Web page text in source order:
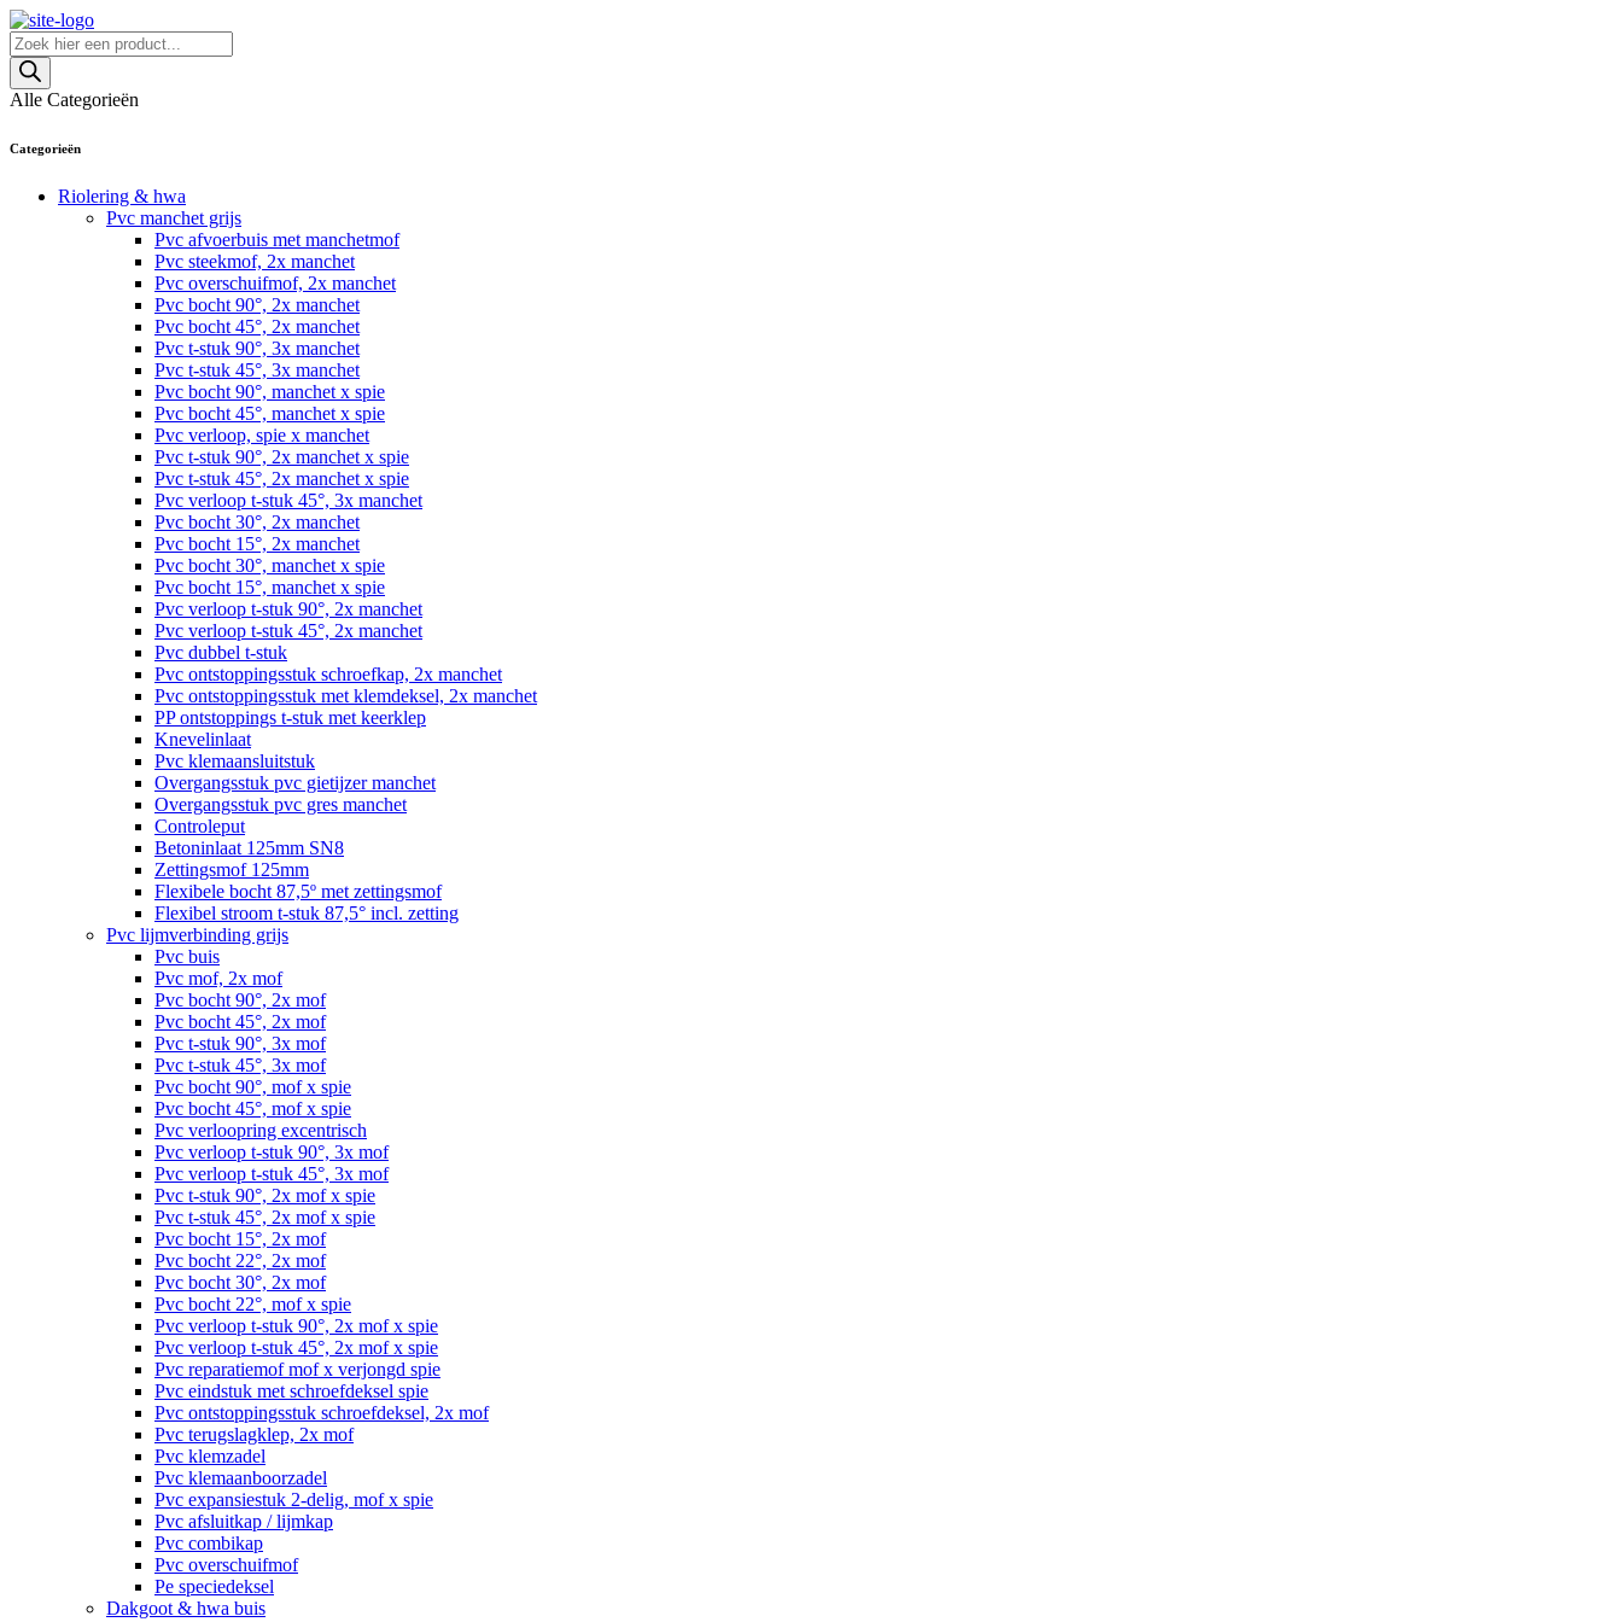
Skip
to
content
Producten
zoeken
Alle Categorieën
Categorieën
Riolering & hwa
Pvc manchet grijs
Pvc afvoerbuis met manchetmof
Pvc steekmof, 2x manchet
Pvc overschuifmof, 2x manchet
Pvc bocht 90°, 2x manchet
Pvc bocht 45°, 2x manchet
Pvc t-stuk 90°, 3x manchet
Pvc t-stuk 45°, 3x manchet
Pvc bocht 90°, manchet x spie
Pvc bocht 45°, manchet x spie
Pvc verloop, spie x manchet
Pvc t-stuk 90°, 2x manchet x spie
Pvc t-stuk 45°, 2x manchet x spie
Pvc verloop t-stuk 45°, 3x manchet
Pvc bocht 30°, 2x manchet
Pvc bocht 15°, 2x manchet
Pvc bocht 30°, manchet x spie
Pvc bocht 15°, manchet x spie
Pvc verloop t-stuk 90°, 2x manchet
Pvc verloop t-stuk 45°, 2x manchet
Pvc dubbel t-stuk
Pvc ontstoppingsstuk schroefkap, 2x manchet
Pvc ontstoppingsstuk met klemdeksel, 2x manchet
PP ontstoppings t-stuk met keerklep
Knevelinlaat
Pvc klemaansluitstuk
Overgangsstuk pvc gietijzer manchet
Overgangsstuk pvc gres manchet
Controleput
Betoninlaat 125mm SN8
Zettingsmof 125mm
Flexibele bocht 87,5º met zettingsmof
Flexibel stroom t-stuk 87,5° incl. zetting
Pvc lijmverbinding grijs
Pvc buis
Pvc mof, 2x mof
Pvc bocht 90°, 2x mof
Pvc bocht 45°, 2x mof
Pvc t-stuk 90°, 3x mof
Pvc t-stuk 45°, 3x mof
Pvc bocht 90°, mof x spie
Pvc bocht 45°, mof x spie
Pvc verloopring excentrisch
Pvc verloop t-stuk 90°, 3x mof
Pvc verloop t-stuk 45°, 3x mof
Pvc t-stuk 90°, 2x mof x spie
Pvc t-stuk 45°, 2x mof x spie
Pvc bocht 15°, 2x mof
Pvc bocht 22°, 2x mof
Pvc bocht 30°, 2x mof
Pvc bocht 22°, mof x spie
Pvc verloop t-stuk 90°, 2x mof x spie
Pvc verloop t-stuk 45°, 2x mof x spie
Pvc reparatiemof mof x verjongd spie
Pvc eindstuk met schroefdeksel spie
Pvc ontstoppingsstuk schroefdeksel, 2x mof
Pvc terugslagklep, 2x mof
Pvc klemzadel
Pvc klemaanboorzadel
Pvc expansiestuk 2-delig, mof x spie
Pvc afsluitkap / lijmkap
Pvc combikap
Pvc overschuifmof
Pe speciedeksel
Dakgoot & hwa buis